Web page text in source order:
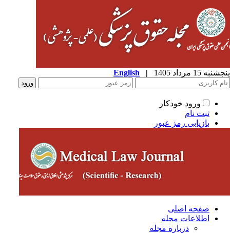
15 مرداد 1405 |
English
ورود خودکار
ثبت نام
بازیابی رمز عبور
صفحه اصلی
اطلاعات مجله
درباره مجله